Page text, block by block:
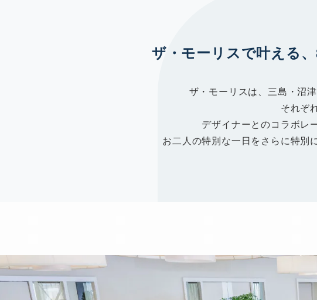
ザ・モーリスで叶える、
ザ・モーリスは、三島・沼
それぞ
デザイナーとのコラボレ
お二人の特別な一日をさらに特別